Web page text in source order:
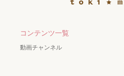
コンテンツ一覧
動画チャンネル